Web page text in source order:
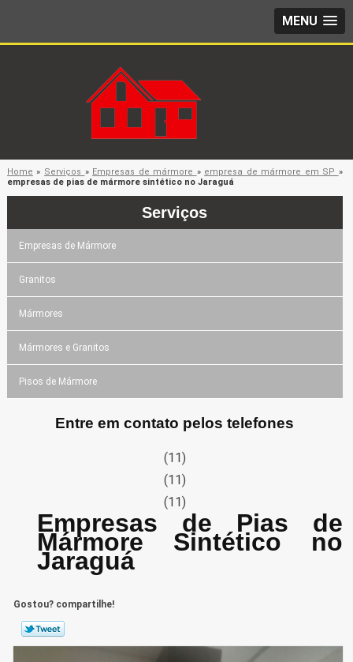
MENU
Home » Serviços » Empresas de mármore » empresa de mármore em SP »
empresas de pias de mármore sintético no Jaraguá
Serviços
Empresas de Mármore
Granitos
Mármores
Mármores e Granitos
Pisos de Mármore
Entre em contato pelos telefones
(11)
(11)
(11)
Empresas de Pias de
Mármore Sintético no
Jaraguá
Gostou? compartilhe!